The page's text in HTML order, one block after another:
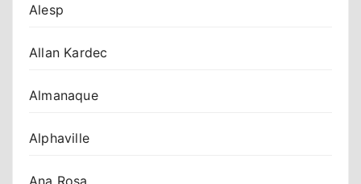
Alesp
Allan Kardec
Almanaque
Alphaville
Ana Rosa